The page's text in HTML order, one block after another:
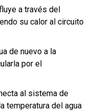
a través del
su calor al circuito
de nuevo a la
por el
al sistema de
temperatura del agua